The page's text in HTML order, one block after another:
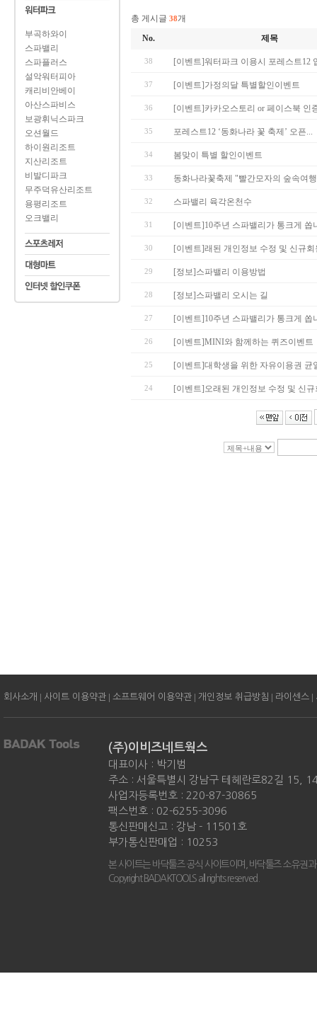
부곡하와이
스파밸리
스파플러스
설악워터피아
캐리비안베이
아산스파비스
보광휘닉스파크
오션월드
하이원리조트
지산리조트
비발디파크
무주덕유산리조트
용평리조트
오크밸리
총 게시글 38개
No.
제목
38 [이벤트]워터파크 이용시 포레스트12
37 [이벤트]가정의달 특별할인이벤트
36 [이벤트]카카오스토리 or 페이스북 인
35 포레스트12 ‘동화나라 꽃 축제’ 오픈...
34 봄맞이 특별 할인이벤트
33 동화나라꽃축제 "빨간모자의 숲속여
32 스파밸리 육각온천수
31 [이벤트]10주년 스파밸리가 통크게 쏩
30 [이벤트]래된 개인정보 수정 및 신규회
29 [정보]스파밸리 이용방법
28 [정보]스파밸리 오시는 길
27 [이벤트]10주년 스파밸리가 통크게 쏩
26 [이벤트]MINI와 함께하는 퀴즈이벤트
25 [이벤트]대학생을 위한 자유이용권 균
24 [이벤트]오래된 개인정보 수정 및 신규
회사소개 | 사이트 이용약관 | 소프트웨어 이용약관 | 개인정보 취급방침 | 라이센스 |
(주)이비즈네트웍스
대표이사 : 박기범
주소 : 서울특별시 강남구 테헤란로82길 15,
사업자등록번호 : 220-87-30865
팩스번호 : 02-6255-3096
통신판매신고 : 강남 - 11501호
부가통신판매업 : 10253
본 사이트는 바닥툴즈 공식 사이트이며, 바닥툴즈 소유권
Copyright BADAKTOOLS all rights reserved.